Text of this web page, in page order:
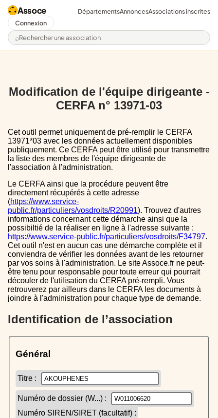
Assoce
Rechercher une association
DépartementsAnnoncesAssociations inscrites
Connexion
Modification de l'équipe dirigeante -
CERFA n° 13971-03
Cet outil permet uniquement de pré-remplir le CERFA
13971*03 avec les données actuellement disponibles
publiquement. Ce CERFA peut être utilisé pour transmettre
la liste des membres de l'équipe dirigeante de
l'association à l'administration.
Le CERFA ainsi que la procédure peuvent être
directement récupérés à cette adresse
(https://www.service-
public.fr/particuliers/vosdroits/R20991). Trouvez d'autres
informations concernant cette démarche ainsi que la
possibiltié de la réaliser en ligne à l'adresse suivante :
https://www.service-public.fr/particuliers/vosdroits/F34797.
Cet outil n'est en aucun cas une démarche complète et il
conviendra de vérifier les données avant de les retourner
par vos soins à l'administration. Le site Assoce.fr ne peut-
être tenu pour responsable pour toute erreur qui pourrait
découler de l'utilisation du CERFA pré-rempli. Vous
retrouverez par ailleurs dans le CERFA les documents à
joindre à l'administration pour chaque type de demande.
Identification de l’association
Général
Titre :
Numéro de dossier (W...) :
Numéro SIREN/SIRET (facultatif) :